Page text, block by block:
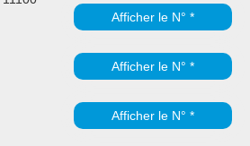
Afficher le N° *
Afficher le N° *
Afficher le N° *